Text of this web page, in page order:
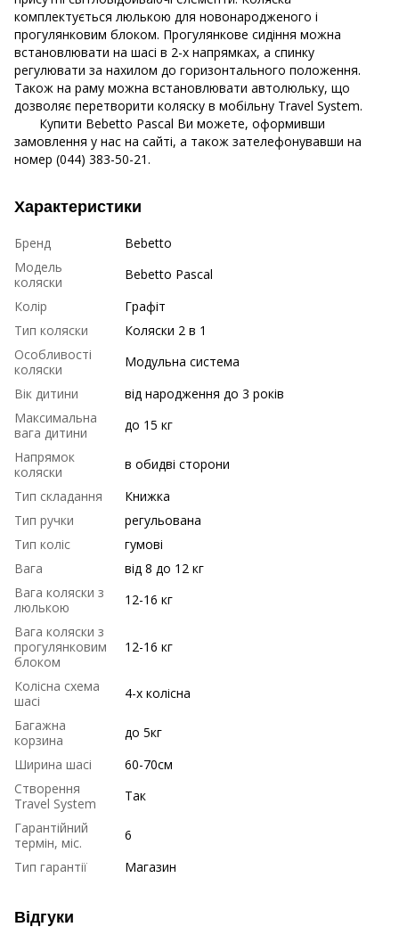
комплектується люлькою для новонародженого і
прогулянковим блоком. Прогулянкове сидіння можна
встановлювати на шасі в 2-х напрямках, а спинку
регулювати за нахилом до горизонтального положення.
Також на раму можна встановлювати автолюльку, що
дозволяє перетворити коляску в мобільну Travel System.
Купити Bebetto Pascal Ви можете, оформивши
замовлення у нас на сайті, а також зателефонувавши на
номер (044) 383-50-21.
Характеристики
Бренд
Bebetto
Модель
коляски
Bebetto Pascal
Колір
Графіт
Тип коляски
Коляски 2 в 1
Особливості
коляски
Модульна система
Вік дитини
від народження до 3 років
Максимальна
вага дитини
до 15 кг
Напрямок
коляски
в обидві сторони
Тип складання
Книжка
Тип ручки
регульована
Тип коліс
гумові
Вага
від 8 до 12 кг
Вага коляски з
люлькою
12-16 кг
Вага коляски з
прогулянковим
блоком
12-16 кг
Колісна схема
шасі
4-х колісна
Багажна
корзина
до 5кг
Ширина шасі
60-70см
Створення
Travel System
Так
Гарантійний
термін, міс.
6
Тип гарантії
Магазин
Відгуки